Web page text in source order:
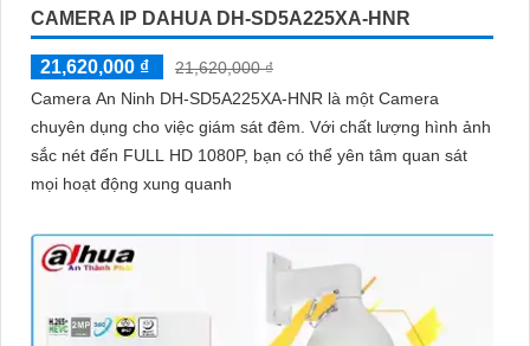
CAMERA IP DAHUA DH-SD5A225XA-HNR
21,620,000 ₫
21,620,000 ₫
Camera An Ninh DH-SD5A225XA-HNR là một Camera
chuyên dụng cho việc giám sát đêm. Với chất lượng hình ảnh
sắc nét đến FULL HD 1080P, bạn có thể yên tâm quan sát
mọi hoạt động xung quanh